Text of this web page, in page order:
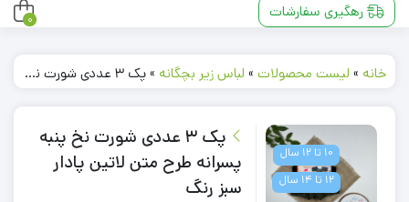
رهگیری سفارشات 0
خانه » لیست محصولات » لباس زیر بچگانه »پک 3 عددی شورت نخ پنبه پسرانه طرح متن لاتین پادار سبز رنگ
10 تا 12 سال
12 تا 14 سال
پک 3 عددی شورت نخ پنبه
پسرانه طرح متن لاتین پادار
سبز رنگ